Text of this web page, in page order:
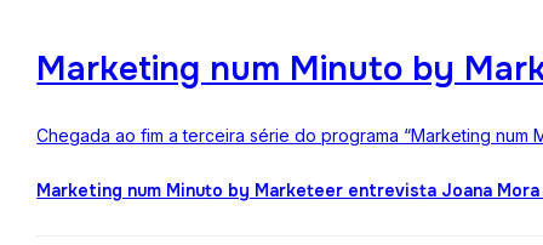
Marketing num Minuto by
Chegada ao fim a terceira série do programa “Marketing
Marketing num Minuto by Marketeer entrevista Joana